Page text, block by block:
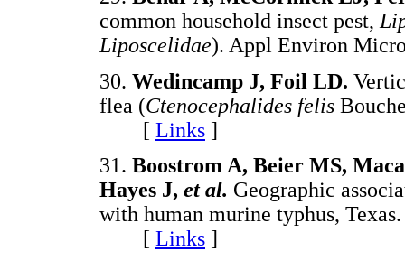
common household insect pest,
Liposcelidae). Appl Environ
30. Wedincamp J, Foil LD.
flea (Ctenocephalides felis
[ Links ]
31. Boostrom A, Beier MS,
Hayes J, et al. Geographic
with human murine typhus,
[ Links ]